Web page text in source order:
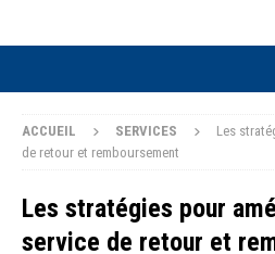
ACCUEIL SERVICES
Les
de retour et remboursement
Les stratégies pour
service de retour et